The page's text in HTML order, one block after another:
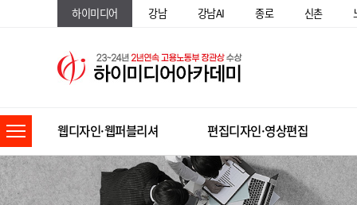
하이미디어 강남 강남AI 종로 신촌
웹디자인·웹퍼블리셔 편집디자인·영상편집